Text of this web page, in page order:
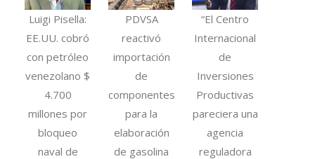
Luigi Pisella:
EE.UU. cobró
con petróleo
venezolano $
4.700
millones por
bloqueo
naval de
PDVSA
reactivó
importación
de
componentes
para la
elaboración
de gasolina
“El Centro
Internacional
de
Inversiones
Productivas
pareciera una
agencia
reguladora